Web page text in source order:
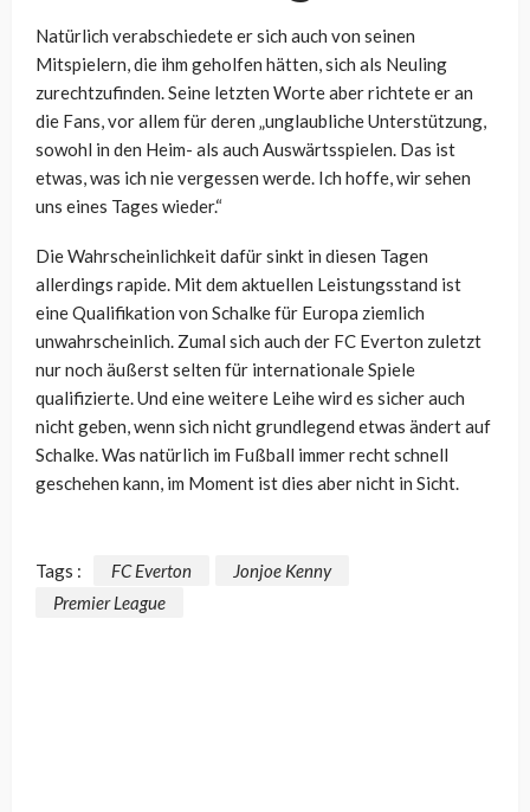
Natürlich verabschiedete er sich auch von seinen
Mitspielern, die ihm geholfen hätten, sich als Neuling
zurechtzufinden. Seine letzten Worte aber richtete er an
die Fans, vor allem für deren „unglaubliche Unterstützung,
sowohl in den Heim- als auch Auswärtsspielen. Das ist
etwas, was ich nie vergessen werde. Ich hoffe, wir sehen
uns eines Tages wieder.“
Die Wahrscheinlichkeit dafür sinkt in diesen Tagen
allerdings rapide. Mit dem aktuellen Leistungsstand ist
eine Qualifikation von Schalke für Europa ziemlich
unwahrscheinlich. Zumal sich auch der FC Everton zuletzt
nur noch äußerst selten für internationale Spiele
qualifizierte. Und eine weitere Leihe wird es sicher auch
nicht geben, wenn sich nicht grundlegend etwas ändert auf
Schalke. Was natürlich im Fußball immer recht schnell
geschehen kann, im Moment ist dies aber nicht in Sicht.
Tags : FC Everton
Jonjoe Kenny
Premier League